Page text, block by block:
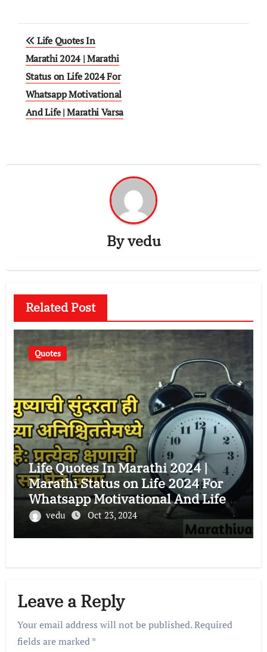
Post
navigation
Life Quotes In
Marathi 2024 | Marathi
Status on Life 2024 For
Whatsapp Motivational
And Life | Marathi Varsa
Byvedu
Related Post
Quotes
Life Quotes In Marathi 2024 |
Marathi Status on Life 2024 For
Whatsapp Motivational And Life |
Marathi Varsa
vedu Oct 23, 2024
Leave a Reply
Your email address will not be published.Required
fields are marked*